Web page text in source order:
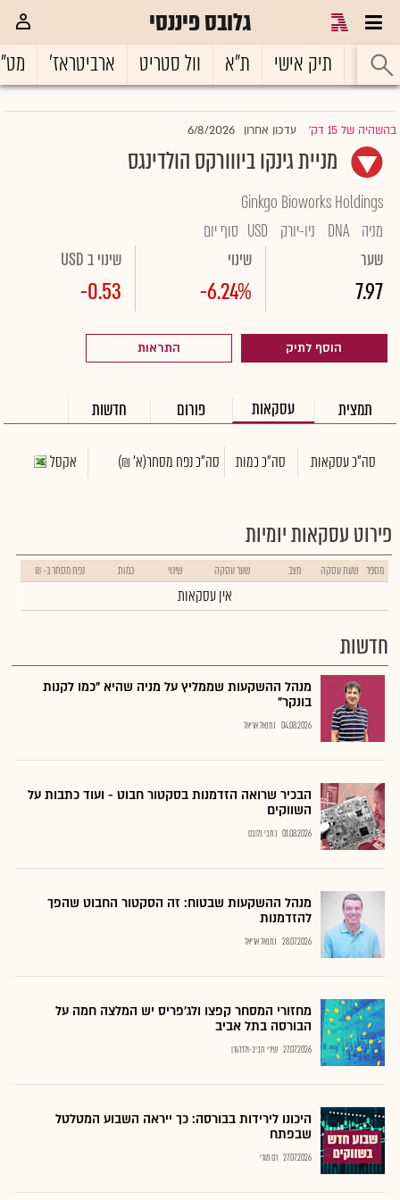
גלובס פיננסי
ראשי תיק אישי ת"א וול סטריט ארביטראז'
בהשהיה של 15 דק' |עדכון אחרון 6/8/2026
מניית גינקו ביווורקס הולדינגס
Ginkgo Bioworks Holdings
מניה DNA ניו-יורק USD סוף יום
שער
7.97
שינוי
-6.24%
שינוי ב USD
-0.53
הוסף לתיק התראות
תמצית עסקאות פורום חדשות
סה"כ עסקאות סה"כ כמות סה"כ נפח מסחר(א' ₪) אקסל
פירוט עסקאות יומיות
מספר שעת עסקה מצב שער עסקה שינוי כמות נפח מסחר ב- ₪
אין עסקאות
חדשות
מנהל ההשקעות שממליץ על מניה שהיא "כמו לקנות
בונקר"
04.08.2026 נתנאל אריאל
הבכיר שרואה הזדמנות בסקטור חבוט - ועוד כתבות על
השווקים
01.08.2026 כתבי גלובס
מנהל ההשקעות שבטוח: זה הסקטור החבוט שהפך
להזדמנות
28.07.2026 נתנאל אריאל
מחזורי המסחר קפצו ולג'פריס יש המלצה חמה על
הבורסה בתל אביב
27.07.2026 שירי חביב-ולדהורן
היכונו לירידות בבורסה: כך ייראה השבוע המטלטל
שבפתח
27.07.2026 רם מורי